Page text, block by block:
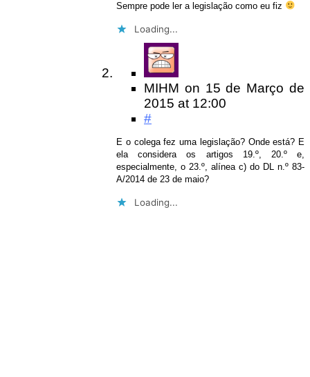
Sempre pode ler a legislação como eu fiz
Loading...
MIHM on 15 de Março de
2015 at 12:00
#
E o colega fez uma legislação? Onde está? E
ela considera os artigos 19.º, 20.º e,
especialmente, o 23.º, alínea c) do DL n.º 83-
A/2014 de 23 de maio?
Loading...